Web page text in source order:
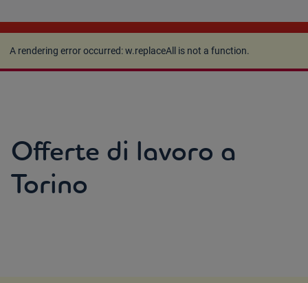
A rendering error occurred:w.replaceAll is not a
function.
A rendering error occurred:w.replaceAll is not a function.
Offerte di lavoro a
Torino